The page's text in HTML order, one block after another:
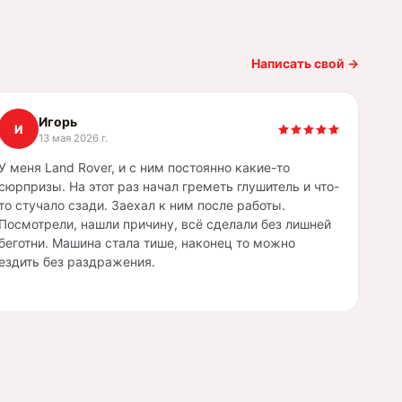
Написать свой →
И Игорь
13 мая 2026 г.
меня Land Rover, и с ним постоянно какие-то
На этот раз начал греметь глушитель и что-
стучало сзади. Заехал к ним после работы.
нашли причину, всё сделали без лишней
Машина стала тише, наконец то можно
без раздражения.